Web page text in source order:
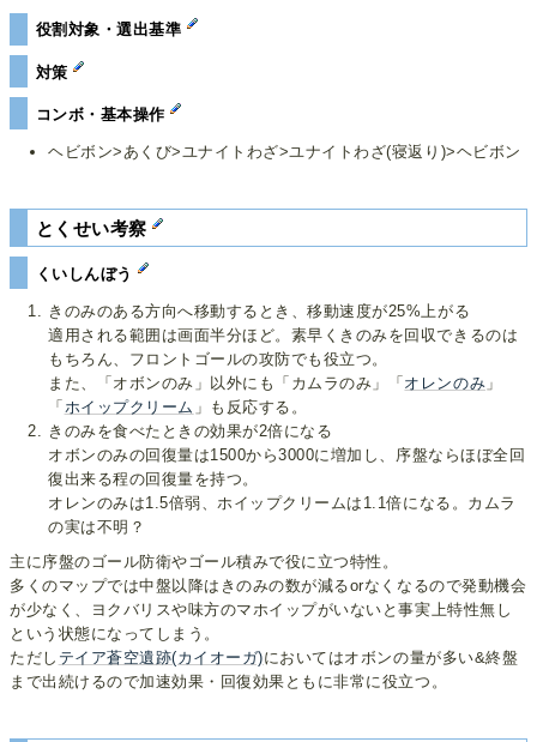
役割対象・選出基準
対策
コンボ・基本操作
ヘビボン>あくび>ユナイトわざ>ユナイトわざ(寝返り)>ヘビボン
とくせい考察
くいしんぼう
きのみのある方向へ移動するとき、移動速度が25%上がる
適用される範囲は画面半分ほど。素早くきのみを回収できるのは
もちろん、フロントゴールの攻防でも役立つ。
また、「オボンのみ」以外にも「カムラのみ」「 オレンのみ 」
「 ホイップクリーム 」も反応する。
きのみを食べたときの効果が2倍になる
オボンのみの回復量は1500から3000に増加し、序盤ならほぼ全回
復出来る程の回復量を持つ。
オレンのみは1.5倍弱、ホイップクリームは1.1倍になる。カムラ
の実は不明？
主に序盤のゴール防衛やゴール積みで役に立つ特性。
多くのマップでは中盤以降はきのみの数が減るorなくなるので発動機会
が少なく、ヨクバリスや味方のマホイップがいないと事実上特性無し
という状態になってしまう。
ただし テイア蒼空遺跡(カイオーガ)においてはオボンの量が多い&終盤
まで出続けるので加速効果・回復効果ともに非常に役立つ。